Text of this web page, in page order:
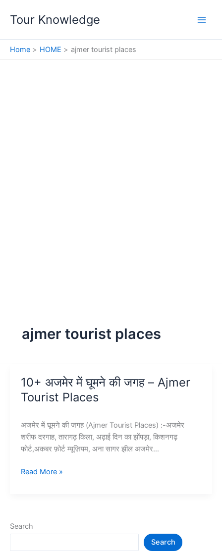
Tour Knowledge
Home HOME ajmer tourist places
ajmer tourist places
10+ अजमेर में घूमने की जगह – Ajmer
Tourist Places
अजमेर में घूमने की जगह (Ajmer Tourist Places) :-अजमेर
शरीफ दरगाह, तारागढ़ किला, अढ़ाई दिन का झोंपड़ा, किशनगढ़
फोर्ट,अकबर फ़ोर्ट म्यूज़ियम, अना सागर झील अजमेर…
10+
जगह
Read More »
Search
Search